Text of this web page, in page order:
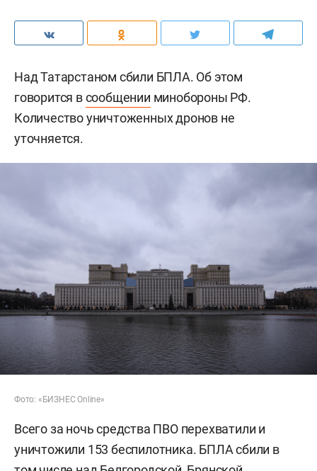
Над Татарстаном сбили БПЛА. Об этом
говорится всообщении минобороны РФ.
Количество уничтоженных дронов не
уточняется.
Фото: «БИЗНЕС Online»
Всего за ночь средства ПВО перехватили и
уничтожили 153 беспилотника. БПЛА сбили в